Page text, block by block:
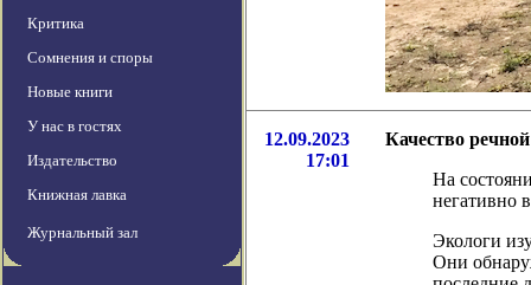
Критика
Сомнения и споры
Новые книги
У нас в гостях
Издательство
Книжная лавка
Журнальный зал
12.09.2023
17:01
Качество
На
негативно
Экологи
Они